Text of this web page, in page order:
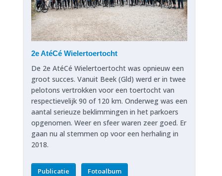
2e AtéCé Wielertoertocht
De 2e AtéCé Wielertoertocht was opnieuw een
groot succes. Vanuit Beek (Gld) werd er in twee
pelotons vertrokken voor een toertocht van
respectievelijk 90 of 120 km. Onderweg was een
aantal serieuze beklimmingen in het parkoers
opgenomen. Weer en sfeer waren zeer goed. Er
gaan nu al stemmen op voor een herhaling in
2018.
Publicatie Fotoalbum